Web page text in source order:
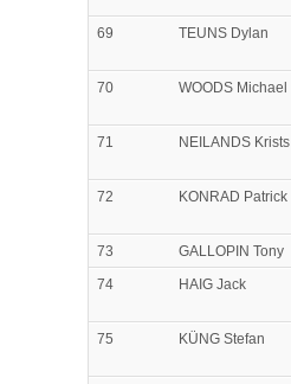
69 TEUNS Dylan
70 WOODS Michael
71 NEILANDS Krists
72 KONRAD Patrick
73 GALLOPIN Tony
74
HAIG Jack
75 KÜNG Stefan